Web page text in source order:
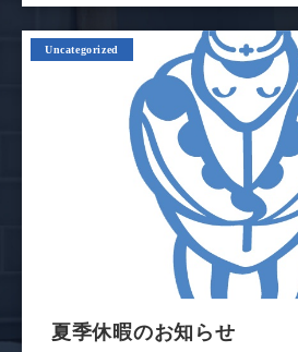
Uncategorized
夏季休暇のお知らせ